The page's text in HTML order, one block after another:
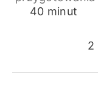
40minuty
minut
2